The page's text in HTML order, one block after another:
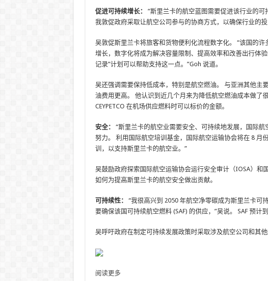
促进可持续增长：
“斯里兰卡的航空蓝图需要促进该行业的可
我敦促政府采取让航空公司参与的协商方式，以确保行业的
吴敦促斯里兰卡将旅客和货物便利化流程数字化。 “该国的
增长，数字化将成为解决容量限制、提高效率和改善出行体
记录”计划可以帮助支持这一点。”Goh 说道。
吴还强调需要保持低成本，特别是航空燃油。 与亚洲其他主
油费用更高。 他认识到近几个月来为降低航空燃油成本做了
CEYPETCO 在机场供应燃料时可以标价的金额。
安全：
“斯里兰卡的航空业需要安全、可持续地发展，国际
努力。 利用国际航空培训基金，国际航空运输协会将在 8 月
训，以支持斯里兰卡的航空业。”
吴鼓励政府探索国际航空运输协会运行安全审计（IOSA）和
如何为提高斯里兰卡的航空安全做出贡献。
可持续性： “我很高兴到 2050 年航空净零碳成为斯里兰卡可
要确保该国可持续航空燃料 (SAF) 的供应，”吴说。 SAF 预计
吴呼吁政府在制定可持续发展政策时采取涉及航空公司和其
阅读更多